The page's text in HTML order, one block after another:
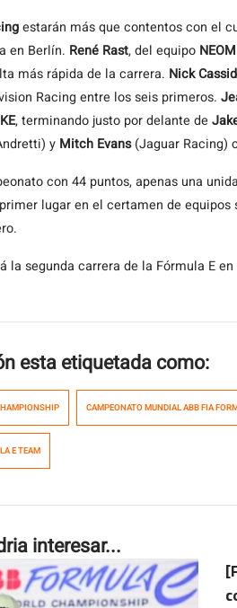
estarán más que contentos con el
en Berlín. René Rast, del equipo
más rápida de la carrera. Nick
Racing entre los seis primeros.
, terminando justo por delante de
y Mitch Evans(Jaguar Racing)
con 44 puntos, apenas una
lugar en el certamen de equipos
la segunda carrera de la Fórmula E
esta etiquetada como:
CAMPEONATO MUNDIAL ABB FIA
E TEAM
interesar...